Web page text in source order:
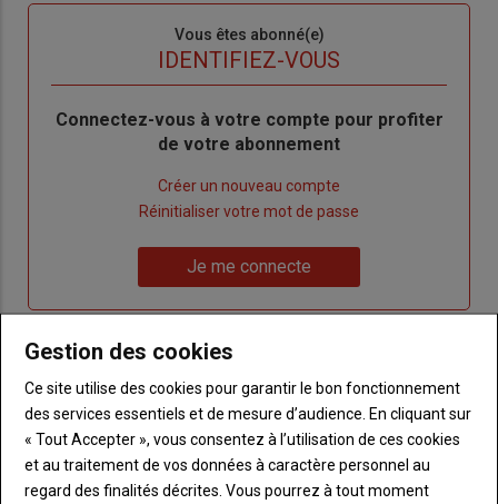
Vous êtes abonné(e)
IDENTIFIEZ-VOUS
Body
Connectez-vous à votre compte pour profiter
de votre abonnement
Créer un nouveau compte
de
passe"
Réinitialiser votre mot de passe
me
Je me connecte
Sous-
Vous n'êtes pas abonné(e)
TITRE CRÉEZ UN COMPTE
BodyChoisissez votre formule et créez votre
compte pour accéder à tout Terre de
Gestion des cookies
Ce site utilise des cookies pour garantir le bon fonctionnement
des services essentiels et de mesure d’audience. En cliquant sur
« Tout Accepter », vous consentez à l’utilisation de ces cookies
et au traitement de vos données à caractère personnel au
regard des finalités décrites. Vous pourrez à tout moment